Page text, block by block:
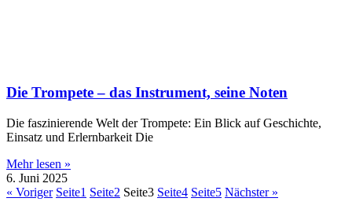
Die Trompete – das Instrument, seine Noten
Die faszinierende Welt der Trompete: Ein Blick auf Geschichte,
Einsatz und Erlernbarkeit Die
Mehr lesen »
6. Juni 2025
« Voriger Seite1 Seite2 Seite3 Seite4 Seite5 Nächster »